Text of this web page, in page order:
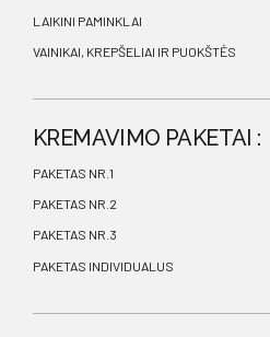
LAIKINI PAMINKLAI
VAINIKAI, KREPŠELIAI IR PUOKŠTĖS
KREMAVIMO PAKETAI :
PAKETAS NR.1
PAKETAS NR.2
PAKETAS NR.3
PAKETAS INDIVIDUALUS